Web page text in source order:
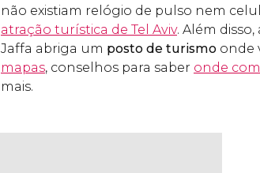
não existiam relógio de pulso nem
atração turística de Tel Aviv. Além
Jaffa abriga um posto de turismo onde
mapas, conselhos para saber onde
mais.